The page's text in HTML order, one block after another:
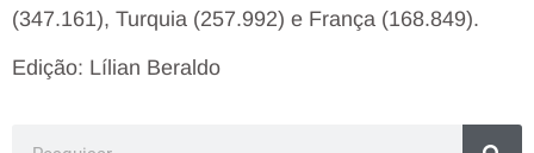
(347.161), Turquia (257.992) e França (168.849).
Edição: Lílian Beraldo